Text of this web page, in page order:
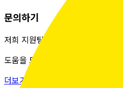
문의하기
저희 지원팀은 정성을 다해
도움을 드립니다.
더보기 >